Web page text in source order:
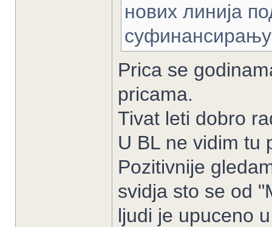
нових линија
суфинансирању
Prica se
pricama.
Tivat leti dobro
U BL ne vidim tu
Pozitivnije
svidja sto se od
ljudi je upuceno